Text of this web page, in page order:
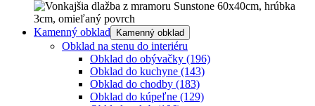
Kamenný obklad Kamenný obklad
Obklad na stenu do interiéru
Obklad do obývačky (196)
Obklad do kuchyne (143)
Obklad do chodby (183)
Obklad do kúpeľne (129)